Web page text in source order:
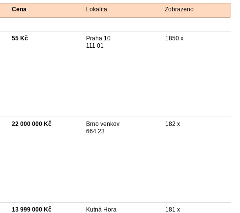
Cena Lokalita Zobrazeno
55 Kč
Praha 10
111 01
1850 x
22 000 000 Kč
Brno venkov
664 23
182 x
13 999 000 Kč
Kutná Hora
181 x